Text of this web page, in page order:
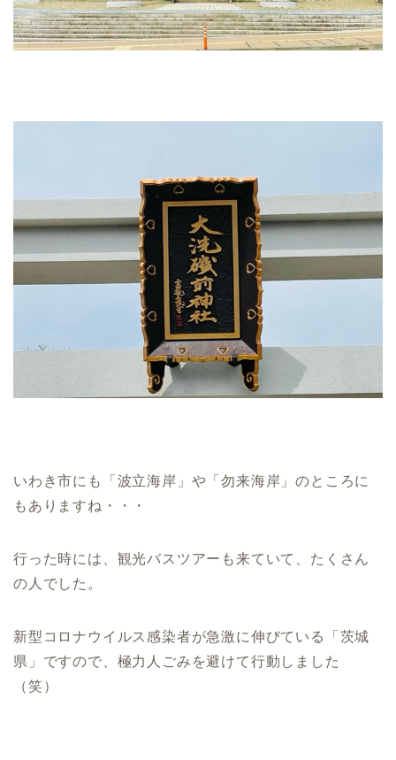
いわき市にも「波立海岸」や「勿来海岸」のところに
もありますね・・・
行った時には、観光バスツアーも来ていて、たくさん
の人でした。
新型コロナウイルス感染者が急激に伸びている「茨城
県」ですので、極力人ごみを避けて行動しました
（笑）